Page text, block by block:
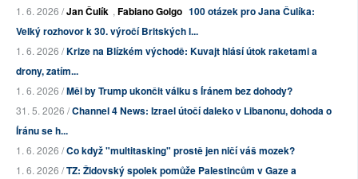
1. 6. 2026 /Jan Čulík , Fabiano Golgo 100 otázek pro Jana Čulíka:
Velký rozhovor k 30. výročí Britských l...
1. 6. 2026 /Krize na Blízkém východě: Kuvajt hlásí útok raketami a
drony, zatím...
1. 6. 2026 /Měl by Trump ukončit válku s Íránem bez dohody?
31. 5. 2026 /Channel 4 News: Izrael útočí daleko v Libanonu, dohoda o
Íránu se h...
1. 6. 2026 /Co když "multitasking" prostě jen ničí váš mozek?
1. 6. 2026 /TZ: Židovský spolek pomůže Palestincům v Gaze a